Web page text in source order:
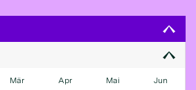
Mär Apr Mai Jun